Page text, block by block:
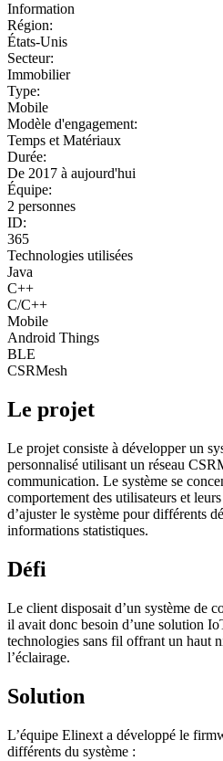
Information
Région:
États-Unis
Secteur:
Immobilier
Type:
Mobile
Modèle d'engagement:
Temps et Matériaux
Durée:
De 2017 à aujourd'hui
Équipe:
2 personnes
ID:
365
Technologies utilisées
Java
C++
C/C++
Mobile
Android Things
BLE
CSRMesh
Le projet
Le projet consiste à développer un
personnalisé utilisant un réseau
communication. Le système se
comportement des utilisateurs et
d’ajuster le système pour différents
informations statistiques.
Défi
Le client disposait d’un système de
il avait donc besoin d’une solution
technologies sans fil offrant un haut
l’éclairage.
Solution
L’équipe Elinext a développé le
différents du système :